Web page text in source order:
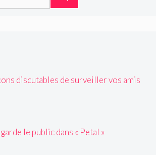
discutables de surveiller vos amis
le public dans « Petal »